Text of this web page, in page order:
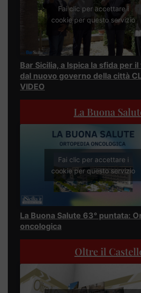
Fai clic per accettare i
cookie per questo servizio
Bar Sicilia, a Ispica la sfida per
dal nuovo governo della città
VIDEO
La Buona
Fai clic per accettare i
cookie per questo servizio
La Buona Salute 63° puntata:
oncologica
Oltre il